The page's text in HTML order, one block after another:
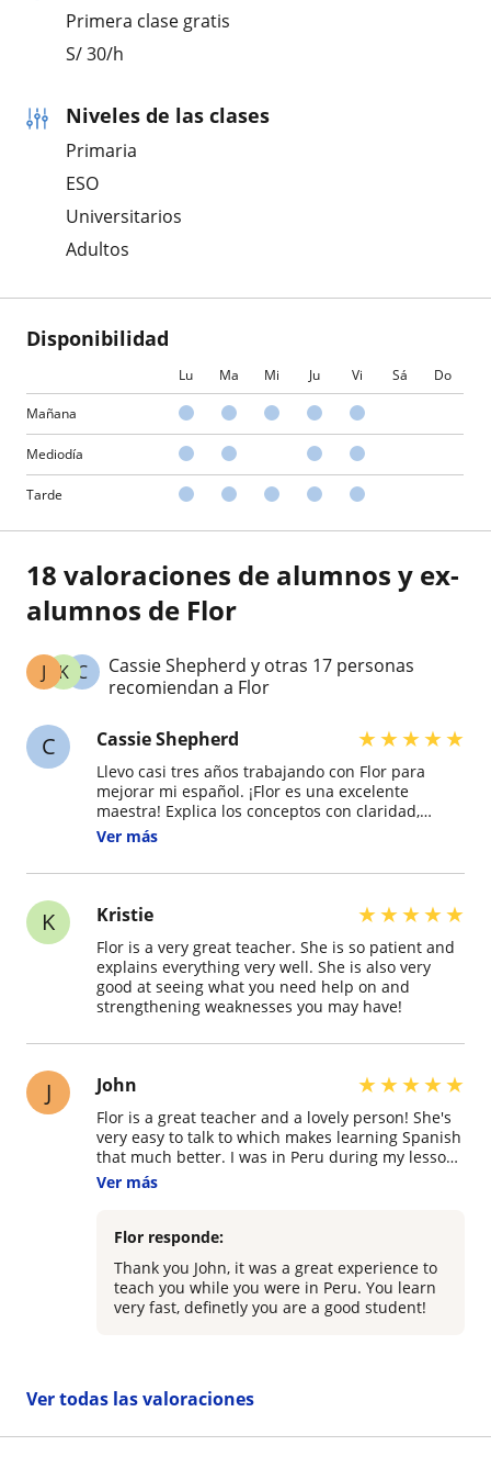
Primera clase gratis
S/30/h
Niveles de las clases
Primaria
ESO
Universitarios
Adultos
Disponibilidad
Lu Ma Mi Ju Vi Sá Do
Mañana
Mediodía
Tarde
18 valoraciones de alumnos y ex-
alumnos de Flor
C
K
J
Cassie Shepherd y otras 17 personas
recomiendan a Flor
C Cassie Shepherd ★★★★★
Llevo casi tres años trabajando con Flor para
mejorar mi español. ¡Flor es una excelente
maestra! Explica los conceptos con claridad,
siempre está dispuesta a responder preguntas y
variedad de actividades y estilos de enseñanza.
desde lecciones culturales hasta gramática y
más. Gracias Flor por todo tu tiempo y atención. -
-- I have been working with Flor to improve my
Spanish for almost three years. Initially, I wasn't
sure what to expect from virtual classes; however,
the lack of one-on-one instruction hasn't
excellent teacher! She explains concepts clearly,
the classes engaging with a variety of activities
and teaching styles. We have explored a wide
range of topics, from cultural lessons to grammar
and beyond. Thank you, Flor, for all your time and
attention.
Ver más
K Kristie ★★★★★
Flor is a very great teacher. She is so patient and
explains everything very well. She is also very
good at seeing what you need help on and
strengthening weaknesses you may have!
J John ★★★★★
Flor is a great teacher and a lovely person! She's
very easy to talk to which makes learning Spanish
that much better. I was in Peru during my lessons
with her and quickly the locals were impressed
Spanish teacher, definitely contact Flor.
Ver más
Flor responde:
Thank you John, it was a great experience to
teach you while you were in Peru. You learn
very fast, definetly you are a good student!
Ver todas las valoraciones